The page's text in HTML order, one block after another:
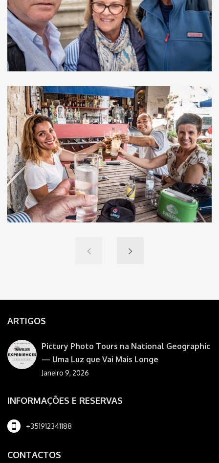
ARTIGOS
Pictury Photo Tours na National Geographic
— Uma Luz que Vai Mais Longe
Janeiro 9, 2026
INFORMAÇÕES E RESERVAS
+351912341188
CONTACTOS